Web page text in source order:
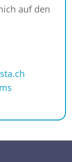
auf den